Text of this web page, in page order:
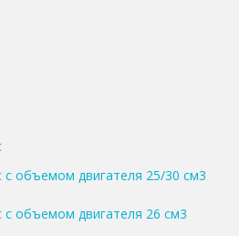
с объемом двигателя 25/30 см3
с объемом двигателя 26 см3